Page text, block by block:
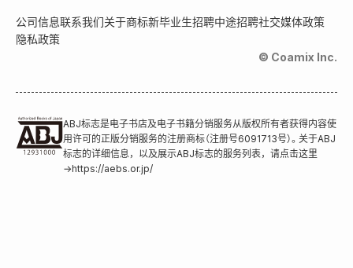
公司信息联系我们关于商标新毕业生招聘中途招聘社交媒体政策
隐私政策
© Coamix Inc.
ABJ标志是电子书店及电子书籍分销服务从版权所有者获得内容使
用许可的正版分销服务的注册商标（注册号6091713号）。关于ABJ
标志的详细信息，以及展示ABJ标志的服务列表，请点击这里
→https://aebs.or.jp/